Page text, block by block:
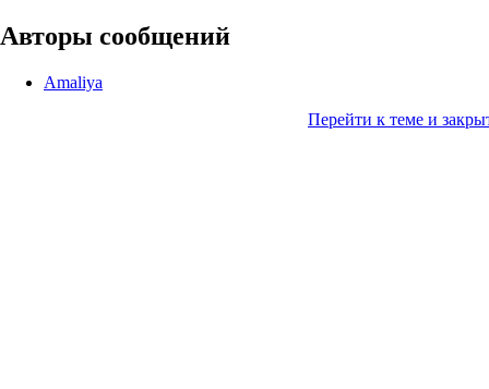
Авторы сообщений
Amaliya
Перейти к теме и